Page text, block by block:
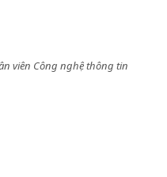
viên Công nghệ thông tin